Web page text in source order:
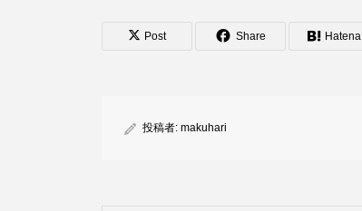
Post Share Hatena
投稿者: makuhari